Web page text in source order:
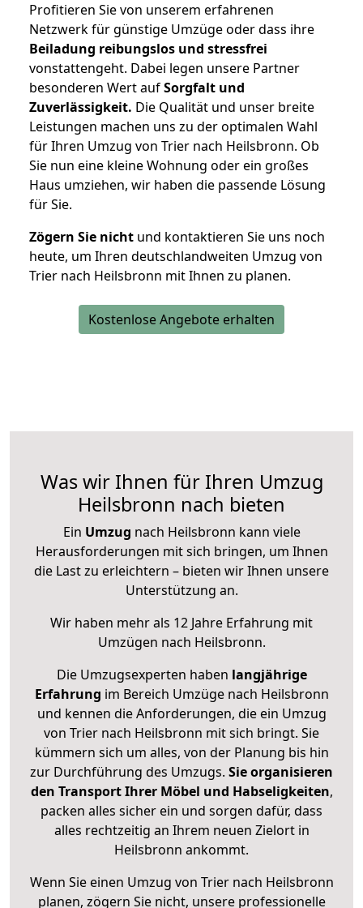
Profitieren Sie von unserem erfahrenen
Netzwerk für günstige Umzüge oder dass ihre
Beiladung reibungslos und stressfrei
vonstattengeht. Dabei legen unsere Partner
besonderen Wert aufSorgfalt und
Zuverlässigkeit. Die Qualität und unser breite
Leistungen machen uns zu der optimalen Wahl
für Ihren Umzug von Trier nach Heilsbronn. Ob
Sie nun eine kleine Wohnung oder ein großes
Haus umziehen, wir haben die passende Lösung
für Sie.
Zögern Sie nicht und kontaktieren Sie uns noch
heute, um Ihren deutschlandweiten Umzug von
Trier nach Heilsbronn mit Ihnen zu planen.
Kostenlose Angebote erhalten
Was wir Ihnen für Ihren Umzug
Heilsbronn nach bieten
Ein Umzug nach Heilsbronn kann viele
Herausforderungen mit sich bringen, um Ihnen
die Last zu erleichtern – bieten wir Ihnen unsere
Unterstützung an.
Wir haben mehr als 12 Jahre Erfahrung mit
Umzügen nach Heilsbronn.
Die Umzugsexperten haben langjährige
Erfahrung im Bereich Umzüge nach Heilsbronn
und kennen die Anforderungen, die ein Umzug
von Trier nach Heilsbronn mit sich bringt. Sie
kümmern sich um alles, von der Planung bis hin
zur Durchführung des Umzugs. Sie organisieren
den Transport Ihrer Möbel und Habseligkeiten,
packen alles sicher ein und sorgen dafür, dass
alles rechtzeitig an Ihrem neuen Zielort in
Heilsbronn ankommt.
Wenn Sie einen Umzug von Trier nach Heilsbronn
planen, zögern Sie nicht, unsere professionelle